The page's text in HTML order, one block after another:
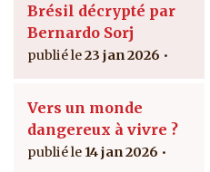
Brésil décrypté par
Bernardo Sorj
23 jan 2026
Vers un monde
dangereux à vivre ?
14 jan 2026